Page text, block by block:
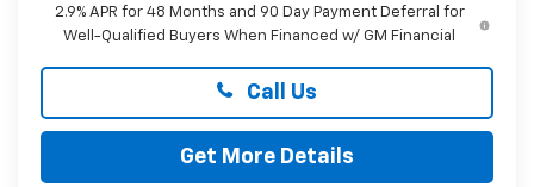
2.9% APR for 48 Months and 90 Day Payment Deferral for
Well-Qualified Buyers When Financed w/ GM Financial
Call Us
Get More Details